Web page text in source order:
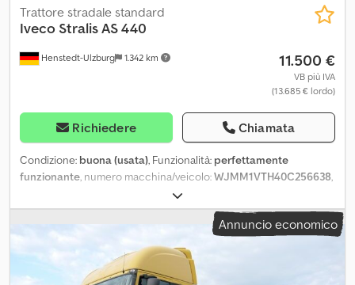
Henstedt-Ulzburg 1.342 km
Trattore stradale standard
Iveco Stralis AS 440
11.500 €
VB più IVA
(13.685 € lordo)
Richiedere Chiamata
Condizione: buona (usata), Funzionalità: perfettamente
funzionante, numero macchina/veicolo:WJMM1VTH40C256638,
, potenza:
immatricolazione:11/2012, tipo di carburante:diesel, condizione
degli pneumatici:
, Anno di produzione:2012,
IVECO Stralis Hi-Way in buone condizioni, con impianto idraulico
ausiliario e pochi chilometri. Il veicolo non ha il collaudo tecnico
(TÜV) perché ne abbiamo ottenuto uno nuovo. Rimorchio con
Annuncio economico